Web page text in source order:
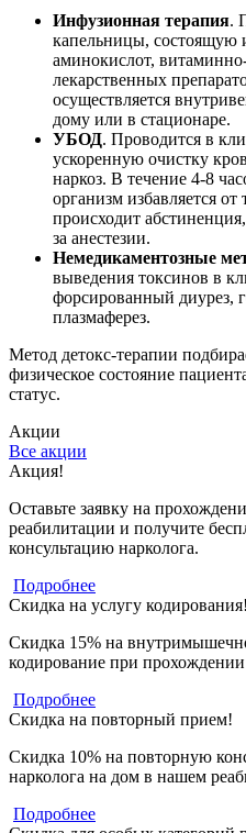
Инфузионная терапия.
капельницы, состоящую
аминокислот,
лекарственных
осуществляется
дому или в стационаре.
УБОД. Проводится в
ускоренную очистку
наркоз. В течение 4-8
организм избавляется
происходит
за анестезии.
Немедикаментозные
выведения токсинов в
форсированный диурез,
плазмаферез.
Метод детокс-терапии
физическое состояние
статус.
Акции
Все акции
Акция!
Оставьте заявку на
реабилитации и получите
консультацию нарколога.
Подробнее
Скидка на услугу кодирования!
Скидка 15% на
кодирование при
Подробнее
Скидка на повторный прием!
Скидка 10% на повторную
нарколога на дом в нашем
Подробнее